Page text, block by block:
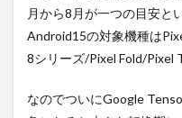
月から8月が一つの目安と
Android15の対象機種は
8シリーズ/Pixel Fold/Pixel
なのでついにGoogle